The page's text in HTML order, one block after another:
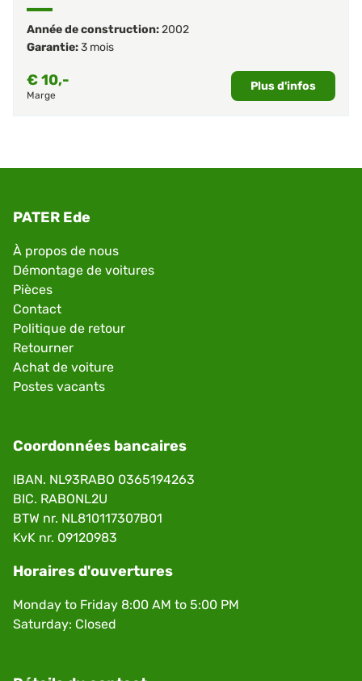
Année de construction:2002
Garantie:3 mois
€10,-
Marge
Plus d'infos
PATER Ede
À propos de nous
Démontage de voitures
Pièces
Contact
Politique de retour
Retourner
Achat de voiture
Postes vacants
Coordonnées bancaires
IBAN. NL93RABO 0365194263
BIC. RABONL2U
BTW nr. NL810117307B01
KvK nr. 09120983
Horaires d'ouvertures
Monday to Friday 8:00 AM to 5:00 PM
Saturday: Closed